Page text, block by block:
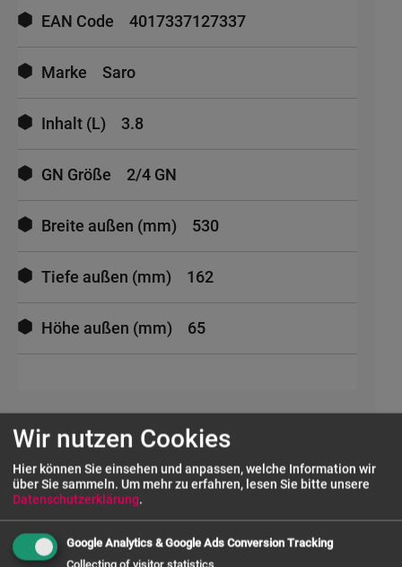
EAN Code 4017337127337
Marke Saro
Inhalt (L) 3.8
GN Größe 2/4 GN
Breite außen (mm) 530
Tiefe außen (mm) 162
Höhe außen (mm) 65
UNSERE SERVICES
FRAGE ZUM PRODUKT
Wir nutzen Cookies
Hier können Sie einsehen und anpassen, welche Information wir
über Sie sammeln. Um mehr zu erfahren, lesen Sie bitte unsere
Datenschutzerklärung.
Google Analytics & Google Ads Conversion Tracking
Collecting of visitor statistics